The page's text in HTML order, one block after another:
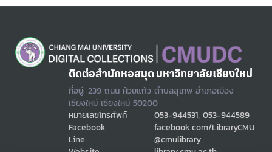
ติดต่อสำนักหอสมุด มหาวิทยาลัยเชียงใหม่
ที่อยู่: 239 ถนน ห้วยแก้ว ตำบลสุเทพ อำเภอเมือง
เชียงใหม่ เชียงใหม่ 50200
หมายเลขโทรศัพท์ 053-944531, 053-944589
Facebook
facebook.com/LibraryCMU
Line
@cmulibrary